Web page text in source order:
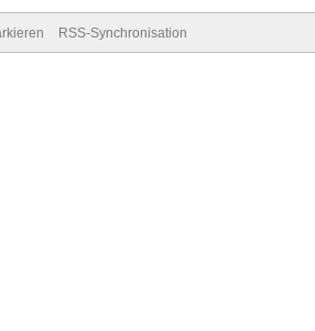
RSS-Synchronisation